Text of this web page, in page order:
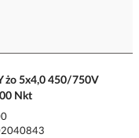
żo 5x4,0 450/750V
Nkt